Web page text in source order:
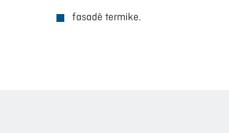
fasadë termike.